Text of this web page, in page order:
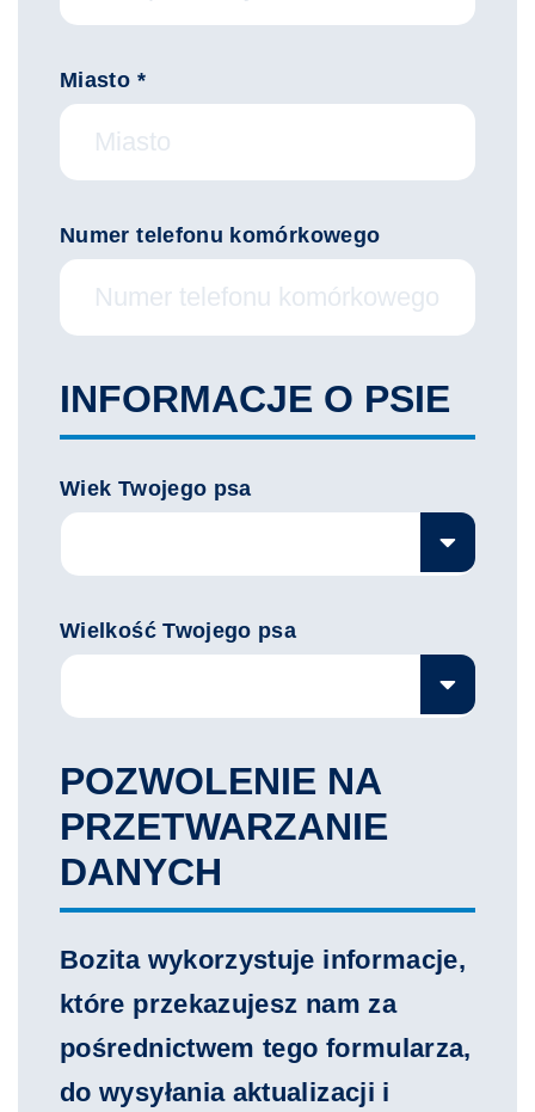
Miasto *
Numer telefonu komórkowego
INFORMACJE O PSIE
Wiek Twojego psa
Wielkość Twojego psa
POZWOLENIE NA
PRZETWARZANIE
DANYCH
Bozita wykorzystuje informacje,
które przekazujesz nam za
pośrednictwem tego formularza,
do wysyłania aktualizacji i